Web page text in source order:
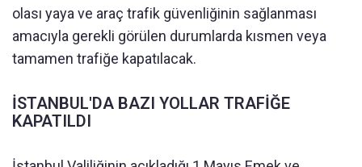
olası yaya ve araç trafik güvenliğinin sağlanması
amacıyla gerekli görülen durumlarda kısmen veya
tamamen trafiğe kapatılacak.
İSTANBUL'DA BAZI YOLLAR TRAFİĞE
KAPATILDI